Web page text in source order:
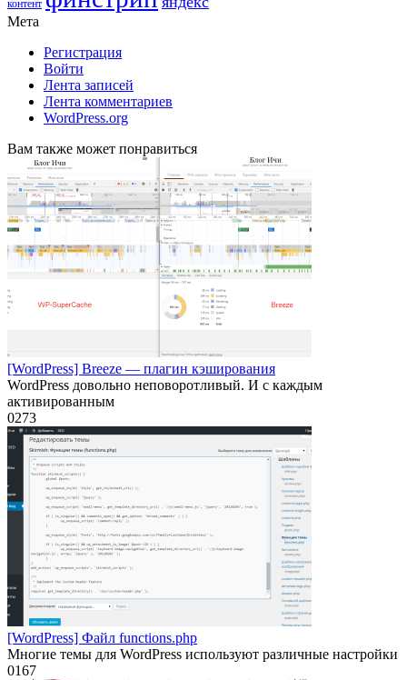
контент
Мета
Регистрация
Войти
Лента записей
Лента комментариев
WordPress.org
Вам также может понравиться
[WordPress] Breeze — плагин кэширования
WordPress довольно неповоротливый. И с каждым
активированным
0273
[WordPress] Файл functions.php
Многие темы для WordPress используют различные настройки
0167